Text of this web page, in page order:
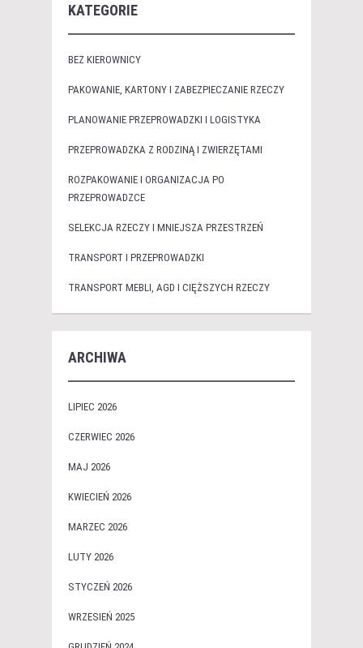
KATEGORIE
BEZ KIEROWNICY
PAKOWANIE, KARTONY I ZABEZPIECZANIE RZECZY
PLANOWANIE PRZEPROWADZKI I LOGISTYKA
PRZEPROWADZKA Z RODZINĄ I ZWIERZĘTAMI
ROZPAKOWANIE I ORGANIZACJA PO
PRZEPROWADZCE
SELEKCJA RZECZY I MNIEJSZA PRZESTRZEŃ
TRANSPORT I PRZEPROWADZKI
TRANSPORT MEBLI, AGD I CIĘŻSZYCH RZECZY
ARCHIWA
LIPIEC 2026
CZERWIEC 2026
MAJ 2026
KWIECIEŃ 2026
MARZEC 2026
LUTY 2026
STYCZEŃ 2026
WRZESIEŃ 2025